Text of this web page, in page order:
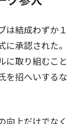
は結成わずか
に承認された
に取り組むこ
を招へいする
向上だけでな